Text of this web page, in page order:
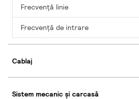
Frecvență linie
Frecvență de intrare
Cablaj
Sistem mecanic și carcasă